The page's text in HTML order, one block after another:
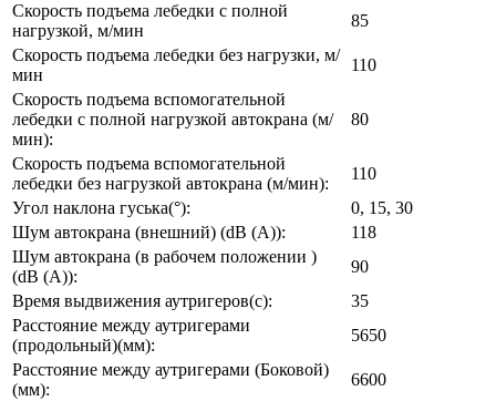
Скорость подъема лебедки с полной
нагрузкой, м/мин
85
Скорость подъема лебедки без нагрузки, м/
мин
110
Скорость подъема вспомогательной
лебедки с полной нагрузкой автокрана (м/
мин):
80
Скорость подъема вспомогательной
лебедки без нагрузкой автокрана (м/мин):
110
Угол наклона гуська(°):
0, 15, 30
Шум автокрана (внешний) (dB (A)):
118
Шум автокрана (в рабочем положении )
(dB (A)):
90
Время выдвижения аутригеров(с):
35
Расстояние между аутригерами
(продольный)(мм):
5650
Расстояние между аутригерами (Боковой)
(мм):
6600